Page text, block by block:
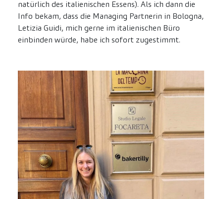
natürlich des italienischen Essens). Als ich dann die
Info bekam, dass die Managing Partnerin in Bologna,
Letizia Guidi, mich gerne im italienischen Büro
einbinden würde, habe ich sofort zugestimmt.